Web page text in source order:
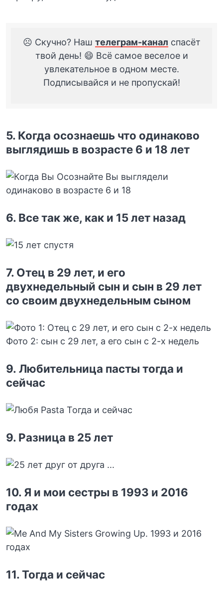
☹️ Скучно? Наш телеграм-канал спасёт
твой день! 😄 Всё самое веселое и
увлекательное в одном месте.
Подписывайся и не пропускай!
5. Когда осознаешь что одинаково
выглядишь в возрасте 6 и 18 лет
6. Все так же, как и 15 лет назад
7. Отец в 29 лет, и его
двухнедельный сын и сын в 29 лет
со своим двухнедельным сыном
9. Любительница пасты тогда и
сейчас
9. Разница в 25 лет
10. Я и мои сестры в 1993 и 2016
годах
11. Тогда и сейчас